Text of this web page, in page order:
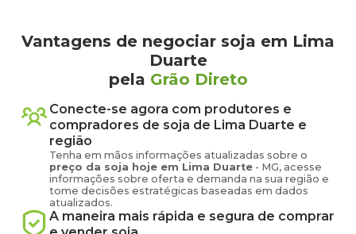
Vantagens de negociar soja em Lima
Duarte
pela Grão Direto
Conecte-se agora com produtores e
compradores de soja de Lima Duarte e
região
Tenha em mãos informações atualizadas sobre o
preço da soja hoje em Lima Duarte - MG, acesse
informações sobre oferta e demanda na sua região e
tome decisões estratégicas baseadas em dados
atualizados.
A maneira mais rápida e segura de comprar